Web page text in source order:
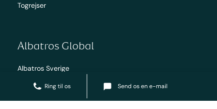
Ring til os Send os en e-mail
Togrejser
Albatros Global
Albatros Sverige
Albatros Norge
Albatros Finland